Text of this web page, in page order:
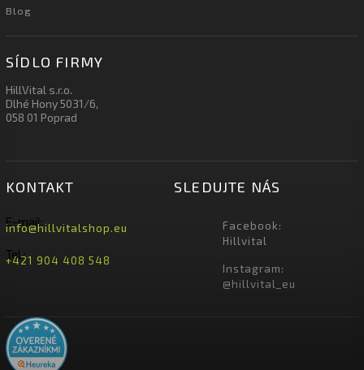
Blog
SÍDLO FIRMY
HillVital s.r.o.
Dlhé Hony 5031/6,
058 01 Poprad
KONTAKT
E-mail:
info@hillvitalshop.eu
Tel.:
+421 904 408 548
SLEDUJTE NÁS
Facebook:
Hillvital
Instagram:
@hillvital_eu